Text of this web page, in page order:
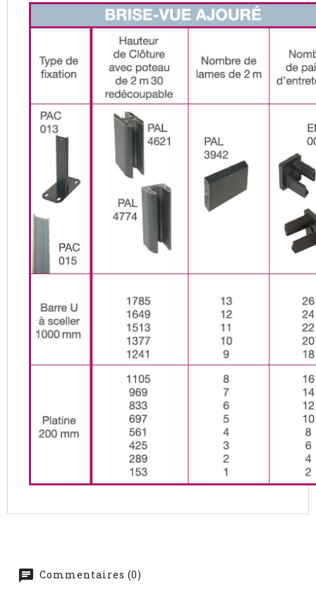
Commentaires (0)